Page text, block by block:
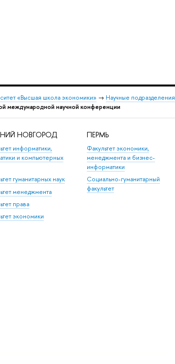
«Высшая школа экономики» → Научные подразделения
международной научной конференции
НОВГОРОД
информатики,
и компьютерных
гуманитарных наук
менеджмента
права
экономики
ПЕРМЬ
Факультет экономики,
менеджмента и бизнес-
информатики
Социально-гуманитарный
факультет